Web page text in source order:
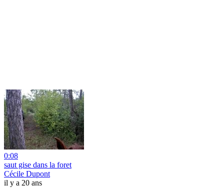
0:08
saut gise dans la foret
Cécile Dupont
il y a 20 ans